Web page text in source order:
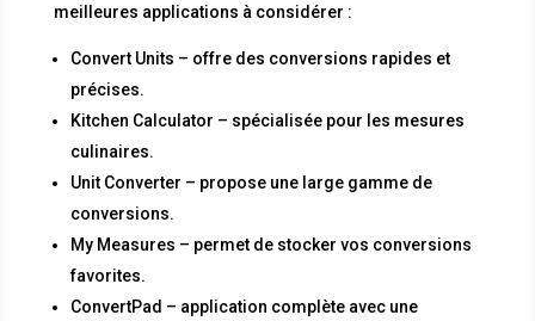
meilleures applications à considérer :
Convert Units – offre des conversions rapides et
précises.
Kitchen Calculator – spécialisée pour les mesures
culinaires.
Unit Converter – propose une large gamme de
conversions.
My Measures – permet de stocker vos conversions
favorites.
ConvertPad – application complète avec une